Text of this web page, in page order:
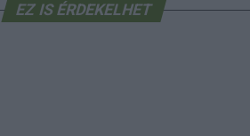
EZ IS ÉRDEKELHET